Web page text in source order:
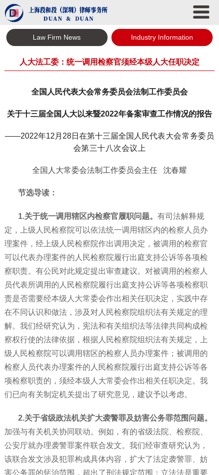
Law Firm News Industry Information
人大法工委：统一调用检察官须经本级人大任职决定
全国人民代表大会常务委员会法制工作委员会
关于十三届全国人大以来暨2022年备案审查工作情况的报告
——2022年12月28日在第十三届全国人民代表大会常务委员
会第三十八次会议上
全国人大常委会法制工作委员会主任 沈春耀
节选导读：
1.关于统一调用辖区内检察官履职问题。 有司法解释规
定，上级人民检察院可以依法统一调用辖区内的检察人员办
理案件，经上级人民检察院作出调用决定，被调用的检察官
可以代表办理案件的人民检察院履行出庭支持公诉等各项检
察职责。有公民对此规定提出审查建议。对被调用的检察人
员代表所调用的人民检察院履行出庭支持公诉等各项检察职
责是否需要经本级人大常委会作出相关任职决定，实践中存
在不同认识和做法，涉及对人民检察院组织法有关规定的理
解。我们经研究认为，宪法和有关组织法等法律共同构成检
察权行使的法律依据，根据人民检察院组织法有关规定，上
级人民检察院可以调用辖区的检察人员办理案件；被调用的
检察人员代表办理案件的人民检察院履行出庭支持公诉等各
项检察职责的，须经本级人大常委会作出相关任职决定。我
们已向有关制定机关提出了研究意见，建议予以考虑。
2.关于省级政法机关扩大袭警罪及妨害公务罪范围问题。
加强与有关机关协同联动。例如，有的省级法院、检察院、
公安厅就办理袭警罪案件联合发文。我们经审查研究认为，
该联合发文涉及犯罪构成具体内容，扩大了法定袭警罪、妨
害公务罪的惩治范围，超出了刑法规定范围；立法法是重要